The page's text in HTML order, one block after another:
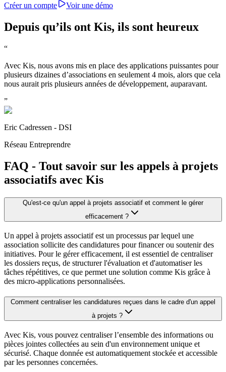
Créer un compte Voir une démo
Depuis qu’ils ont Kis, ils sont heureux
“
Avec Kis, nous avons mis en place des applications puissantes pour
plusieurs dizaines d’associations en seulement 4 mois, alors que cela
nous aurait pris plusieurs années de développement, auparavant.
”
Eric Cadressen - DSI
Réseau Entreprendre
FAQ - Tout savoir sur les appels à projets
associatifs avec Kis
Qu'est-ce qu'un appel à projets associatif et comment le gérer
efficacement ?
Un appel à projets associatif est un processus par lequel une
association sollicite des candidatures pour financer ou soutenir des
initiatives. Pour le gérer efficacement, il est essentiel de centraliser
les dossiers reçus, de structurer l'évaluation et d'automatiser les
tâches répétitives, ce que permet une solution comme Kis grâce à
des micro-applications personnalisées.
Comment centraliser les candidatures reçues dans le cadre d'un appel
à projets ?
Avec Kis, vous pouvez centraliser l’ensemble des informations ou
pièces jointes collectées au sein d'un environnement unique et
sécurisé. Chaque donnée est automatiquement stockée et accessible
par les personnes concernées.